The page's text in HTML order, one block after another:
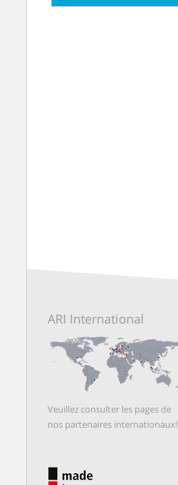
ARI International
Veuillez consulter les pages de
nos partenaires internationaux!